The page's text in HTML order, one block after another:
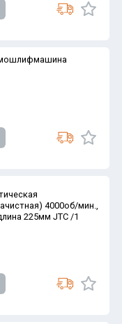
4000об/мин.,
225мм JTC /1